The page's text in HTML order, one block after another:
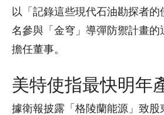
以「記錄這些現代石油勘探者
名參與「金穹」導彈防禦計畫的
擔任董事。
美特使指最快明年
據衛報披露「格陵蘭能源」致股